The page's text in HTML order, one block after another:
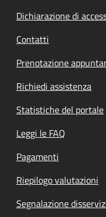
Dichiarazione di
Contatti
Prenotazione
Richiedi assistenza
Statistiche del portale
Leggi le FAQ
Pagamenti
Riepilogo valutazioni
Segnalazione